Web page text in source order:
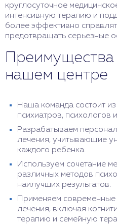
круглосуточное
интенсивную терапию и
более эффективно
предотвращать серьезные
нашем центре
Наша команда состоит
психиатров, психологов
Разрабатываем
лечения, учитывающие
каждого ребенка.
Используем сочетание
различных методов
наилучших результатов.
Применяем
лечения, включая
терапию и семейную